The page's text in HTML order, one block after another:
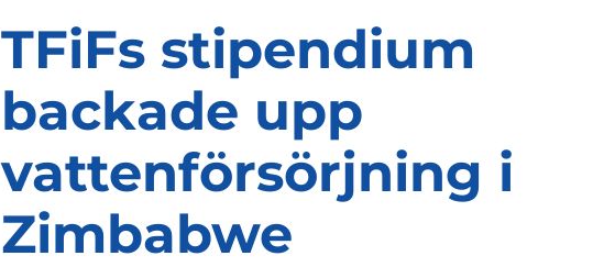
TFiFs stipendium
backade upp
vattenförsörjning i
Zimbabwe